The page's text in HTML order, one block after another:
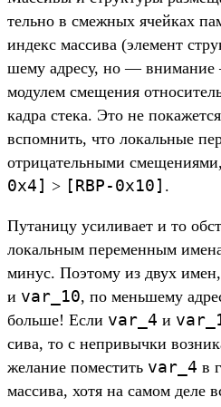
тель­но в смеж­ных ячей­ках
индекс мас­сива (эле­мент
шему адре­су, но — вни­мание
модулем сме­щения
кад­ра сте­ка. Это не
вспом­нить, что локаль­ные
отри­цатель­ными
0x4] > [RBP-0x10] .
Пу­тани­цу уси­лива­ет и то
локаль­ным перемен­ным
минус. Поэто­му из двух
и var_10, по мень­шему
боль­ше! Если var_4 и
сива, то с неп­ривыч­ки
желание помес­тить var_4 в
мас­сива, хотя на самом деле